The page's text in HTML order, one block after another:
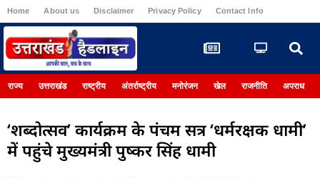
Home About us Disclaimer Privacy Policy Contact Info
राज्य उत्तराखंड राष्ट्रीय अंतर्राष्ट्रीय मनोरंजन खेल राजनीति अपराध
‘शब्दोत्सव’ कार्यक्रम के पंचम सत्र ‘धर्मरक्षक धामी’
में पहुंचे मुख्यमंत्री पुष्कर सिंह धामी